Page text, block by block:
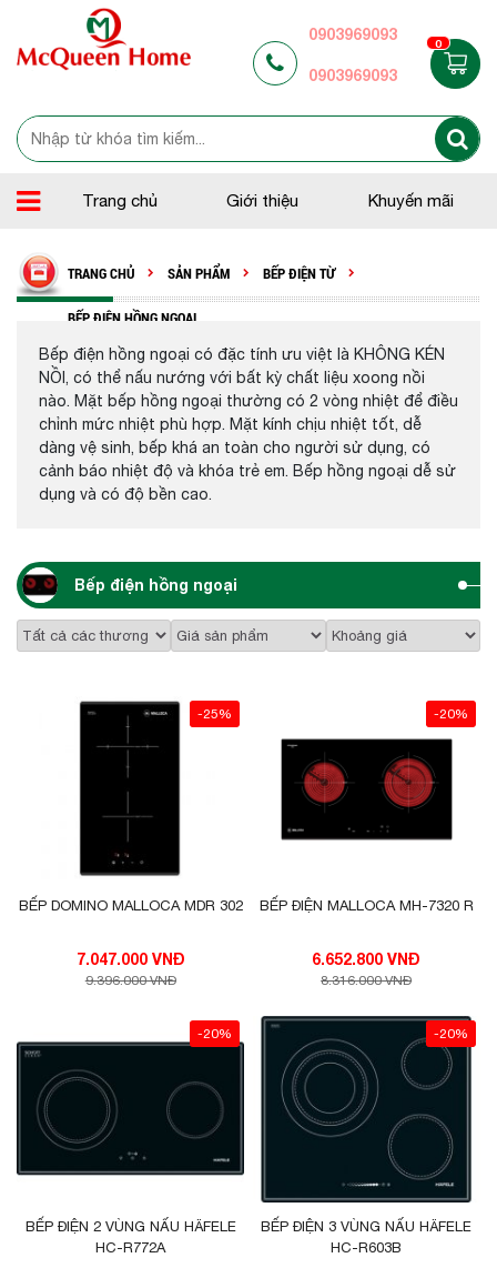
0903969093
0903969093
0
Trang chủ Giới thiệu Khuyến mãi
TRANG CHỦ SẢN PHẨM BẾP ĐIỆN TỪ
BẾP ĐIỆN HỒNG NGOẠI
Bếp điện hồng ngoại có đặc tính ưu việt là KHÔNG KÉN
NỒI, có thể nấu nướng với bất kỳ chất liệu xoong nồi
nào. Mặt bếp hồng ngoại thường có 2 vòng nhiệt để điều
chỉnh mức nhiệt phù hợp. Mặt kính chịu nhiệt tốt, dễ
dàng vệ sinh, bếp khá an toàn cho người sử dụng, có
cảnh báo nhiệt độ và khóa trẻ em. Bếp hồng ngoại dễ sử
dụng và có độ bền cao.
Bếp điện hồng ngoại
-25%
BẾP DOMINO MALLOCA MDR 302
7.047.000 VNĐ
9.396.000 VNĐ
-20%
BẾP ĐIỆN MALLOCA MH-7320 R
6.652.800 VNĐ
8.316.000 VNĐ
-20%
BẾP ĐIỆN 2 VÙNG NẤU HÄFELE
HC-R772A
-20%
BẾP ĐIỆN 3 VÙNG NẤU HÄFELE
HC-R603B